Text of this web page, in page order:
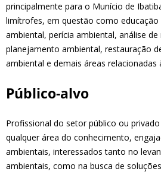
principalmente para o Munício de
limítrofes, em questão como
ambiental, perícia ambiental, análise
planejamento ambiental, restauração
ambiental e demais áreas relacionadas
Público-alvo
Profissional do setor público ou
qualquer área do conhecimento,
ambientais, interessados tanto no
ambientais, como na busca de